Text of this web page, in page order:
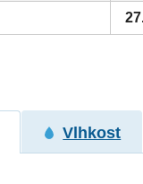
Vlhkost